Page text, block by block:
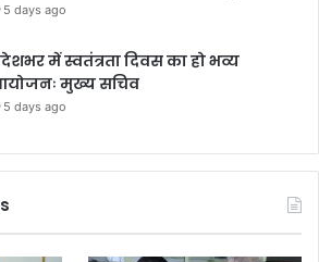
5 days ago
में स्वतंत्रता दिवस का हो भव्य
मुख्य सचिव
5 days ago